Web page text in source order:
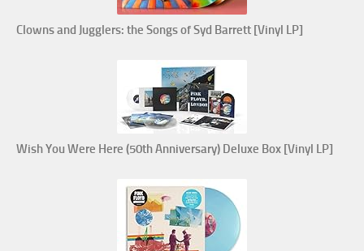
Clowns and Jugglers: the Songs of Syd Barrett [Vinyl LP]
Wish You Were Here (50th Anniversary) Deluxe Box [Vinyl LP]